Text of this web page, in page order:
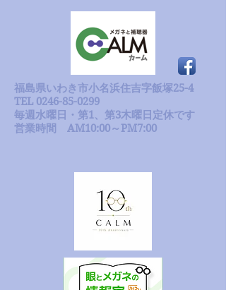
福島県いわき市小名浜住吉字飯塚25-4
TEL 0246-85-0299
毎週水曜日・第1、第3木曜日定休です
​営業時間 AM10:00～PM7:00